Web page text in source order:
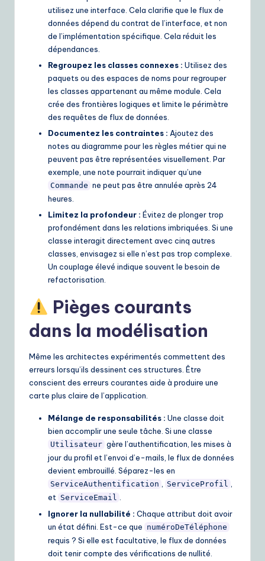
utilisez une interface. Cela clarifie que le flux de
données dépend du contrat de l’interface, et non
de l’implémentation spécifique. Cela réduit les
dépendances.
Regroupez les classes connexes : Utilisez des
paquets ou des espaces de noms pour regrouper
les classes appartenant au même module. Cela
crée des frontières logiques et limite le périmètre
des requêtes de flux de données.
Documentez les contraintes : Ajoutez des
notes au diagramme pour les règles métier qui ne
peuvent pas être représentées visuellement. Par
exemple, une note pourrait indiquer qu’une
Commande ne peut pas être annulée après 24
heures.
Limitez la profondeur : Évitez de plonger trop
profondément dans les relations imbriquées. Si une
classe interagit directement avec cinq autres
classes, envisagez si elle n’est pas trop complexe.
Un couplage élevé indique souvent le besoin de
refactorisation.
Pièges courants
dans la modélisation
Même les architectes expérimentés commettent des
erreurs lorsqu’ils dessinent ces structures. Être
conscient des erreurs courantes aide à produire une
carte plus claire de l’application.
Mélange de responsabilités : Une classe doit
bien accomplir une seule tâche. Si une classe
Utilisateur gère l’authentification, les mises à
jour du profil et l’envoi d’e-mails, le flux de données
devient embrouillé. Séparez-les en
ServiceAuthentification ServiceProfil
et ServiceEmail
Ignorer la nullabilité : Chaque attribut doit avoir
un état défini. Est-ce que numéroDeTéléphone
requis ? Si elle est facultative, le flux de données
doit tenir compte des vérifications de nullité.